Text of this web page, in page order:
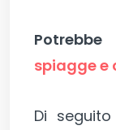
spiagge e
Di